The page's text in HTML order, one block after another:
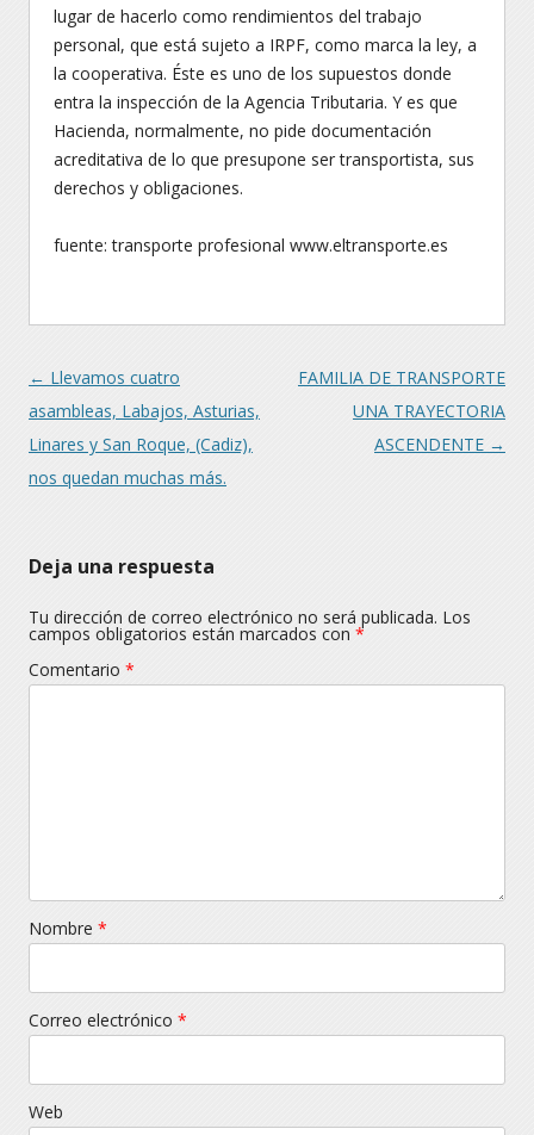
lugar de hacerlo como rendimientos del trabajo
personal, que está sujeto a IRPF, como marca la ley, a
la cooperativa. Éste es uno de los supuestos donde
entra la inspección de la Agencia Tributaria. Y es que
Hacienda, normalmente, no pide documentación
acreditativa de lo que presupone ser transportista, sus
derechos y obligaciones.
fuente: transporte profesional www.eltransporte.es
Navegación
← Llevamos cuatro
asambleas, Labajos, Asturias,
Linares y San Roque, (Cadiz),
nos quedan muchas más.
FAMILIA DE TRANSPORTE
UNA TRAYECTORIA
ASCENDENTE →
Deja una respuesta
Tu dirección de correo electrónico no será publicada. Los
campos obligatorios están marcados con *
Comentario *
Nombre *
Correo electrónico *
Web